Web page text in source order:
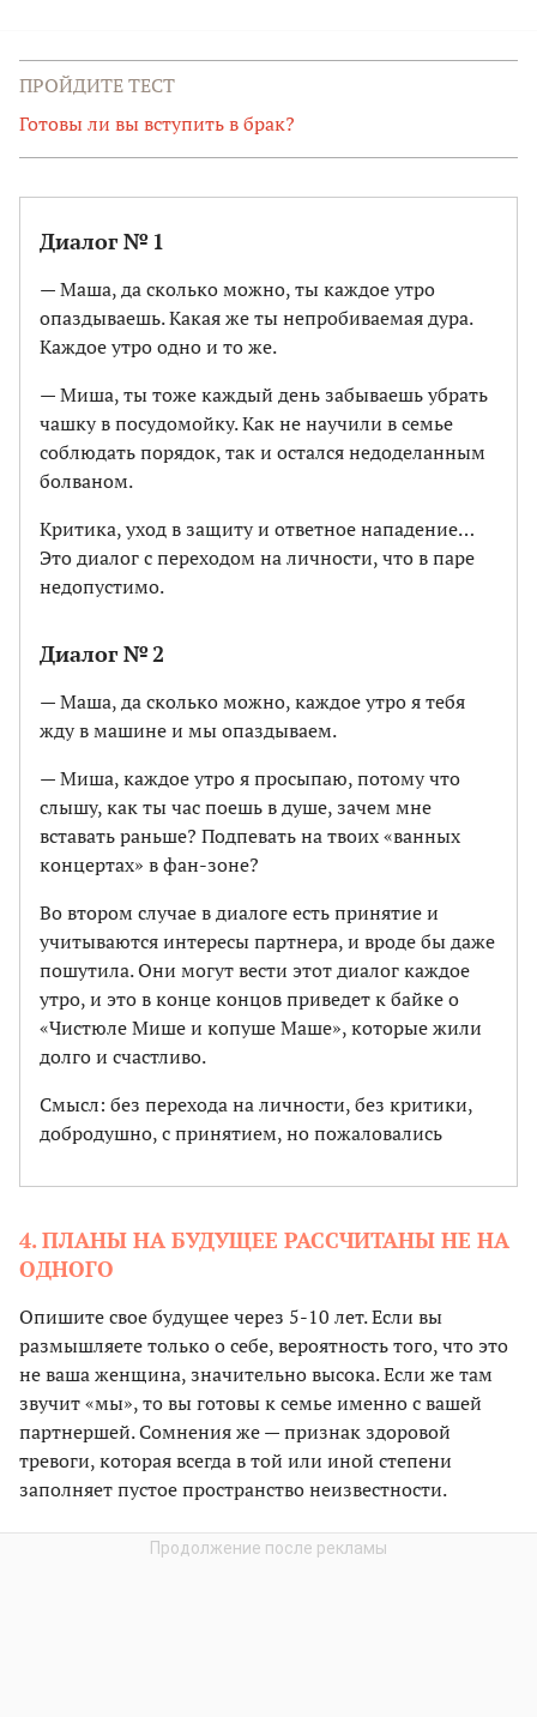
ПРОЙДИТЕ ТЕСТ
Готовы ли вы вступить в брак?
Диалог № 1
— Маша, да сколько можно, ты каждое утро
опаздываешь. Какая же ты непробиваемая дура.
Каждое утро одно и то же.
— Миша, ты тоже каждый день забываешь убрать
чашку в посудомойку. Как не научили в семье
соблюдать порядок, так и остался недоделанным
болваном.
Критика, уход в защиту и ответное нападение…
Это диалог с переходом на личности, что в паре
недопустимо.
Диалог № 2
— Маша, да сколько можно, каждое утро я тебя
жду в машине и мы опаздываем.
— Миша, каждое утро я просыпаю, потому что
слышу, как ты час поешь в душе, зачем мне
вставать раньше? Подпевать на твоих «ванных
концертах» в фан-зоне?
Во втором случае в диалоге есть принятие и
учитываются интересы партнера, и вроде бы даже
пошутила. Они могут вести этот диалог каждое
утро, и это в конце концов приведет к байке о
«Чистюле Мише и копуше Маше», которые жили
долго и счастливо.
Смысл: без перехода на личности, без критики,
добродушно, с принятием, но пожаловались
4. ПЛАНЫ НА БУДУЩЕЕ РАССЧИТАНЫ НЕ НА
ОДНОГО
Опишите свое будущее через 5-10 лет. Если вы
размышляете только о себе, вероятность того, что это
не ваша женщина, значительно высока. Если же там
звучит «мы», то вы готовы к семье именно с вашей
партнершей. Сомнения же — признак здоровой
тревоги, которая всегда в той или иной степени
заполняет пустое пространство неизвестности.